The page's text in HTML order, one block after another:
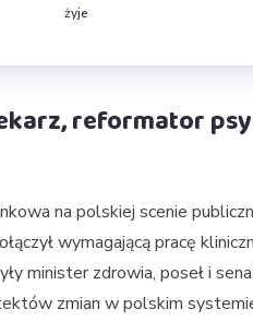
żyje
reformator
na polskiej scenie
wymagającą pracę
minister zdrowia, poseł i
zmian w polskim